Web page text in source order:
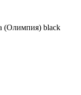
(Олимпия) black